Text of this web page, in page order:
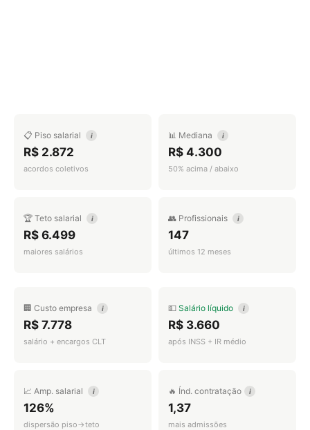
📋 Piso salarial i
R$ 2.872
acordos coletivos
📊 Mediana i
R$ 4.300
50% acima / abaixo
🏆 Teto salarial i
R$ 6.499
maiores salários
👥 Profissionais i
147
últimos 12 meses
🏢 Custo empresa i
R$ 7.778
salário + encargos CLT
💵 Salário líquido i
R$ 3.660
após INSS + IR médio
📈 Amp. salarial i
126%
dispersão piso→teto
🔥 Índ. contratação i
1,37
mais admissões